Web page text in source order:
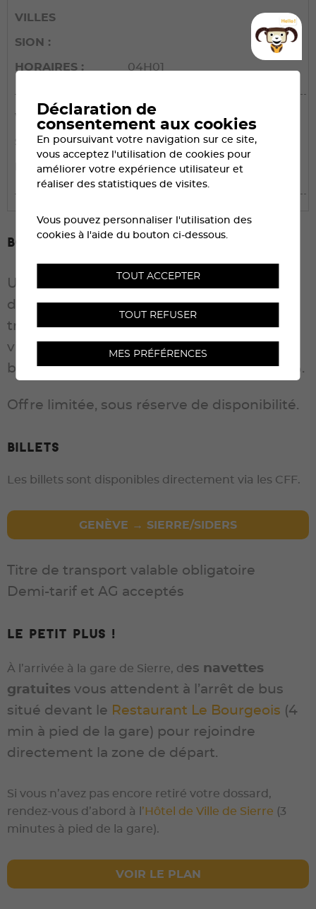
VILLES
SION
HORAIRES 04H01
VILLES
SIERRE
HORAIRES 04H10
Bon plan CFF
Un contingent de billets dégriffés est
disponible pour rejoindre Sierre-Zinal en
train. En réservant votre billet en ligne ou
via l’application mobile CFF, vous pouvez
bénéficier de réductions allant jusqu’à 50%.
Offre limitée, sous réserve de disponibilité.
Billets
Les billets sont disponibles directement via les CFF.
GENÈVE → SIERRE/SIDERS
Titre de transport valable obligatoire
Demi-tarif et AG acceptés
LE PETIT PLUS !
À l’arrivée à la gare de Sierre, d es navettes
gratuites vous attendent à l’arrêt de bus
situé devant le Restaurant Le Bourgeois (4
min à pied de la gare) pour rejoindre
directement la zone de départ.
Si vous n’avez pas encore retiré votre dossard,
rendez-vous d’abord à l ’Hôtel de Ville de Sierre (3
minutes à pied de la gare).
VOIR LE PLAN
Déclaration de
consentement aux cookies
En poursuivant votre navigation sur ce site,
vous acceptez l'utilisation de cookies pour
améliorer votre expérience utilisateur et
réaliser des statistiques de visites.
Vous pouvez personnaliser l'utilisation des
cookies à l'aide du bouton ci-dessous.
TOUT ACCEPTER
TOUT REFUSER
MES PRÉFÉRENCES